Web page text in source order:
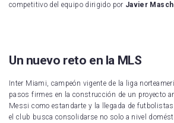
competitivo del equipo dirigido por Javier
Un nuevo reto en la MLS
Inter Miami, campeón vigente de la liga
pasos firmes en la construcción de un proyecto
Messi como estandarte y la llegada de futbolistas
el club busca consolidarse no solo a nivel